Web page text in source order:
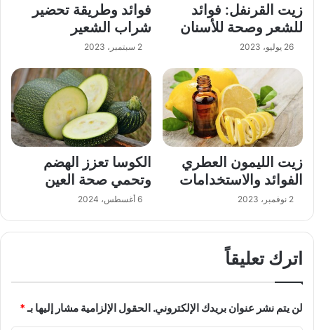
زيت القرنفل: فوائد
للشعر وصحة للأسنان
26 يوليو، 2023
فوائد وطريقة تحضير
شراب الشعير
2 سبتمبر، 2023
زيت الليمون العطري
الفوائد والاستخدامات
2 نوفمبر، 2023
الكوسا تعزز الهضم
وتحمي صحة العين
6 أغسطس، 2024
اترك تعليقاً
لن يتم نشر عنوان بريدك الإلكتروني. الحقول الإلزامية مشار إليها بـ*